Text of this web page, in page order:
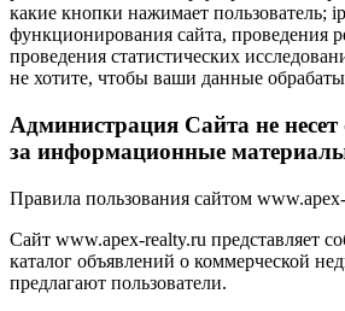
какие кнопки нажимает пользователь;
функционирования сайта, проведения
проведения статистических
не хотите, чтобы ваши данные
Администрация Сайта не несет
за информационные
Правила пользования сайтом
Сайт www.apex-realty.ru представляет
каталог объявлений о коммерческой
предлагают пользователи.